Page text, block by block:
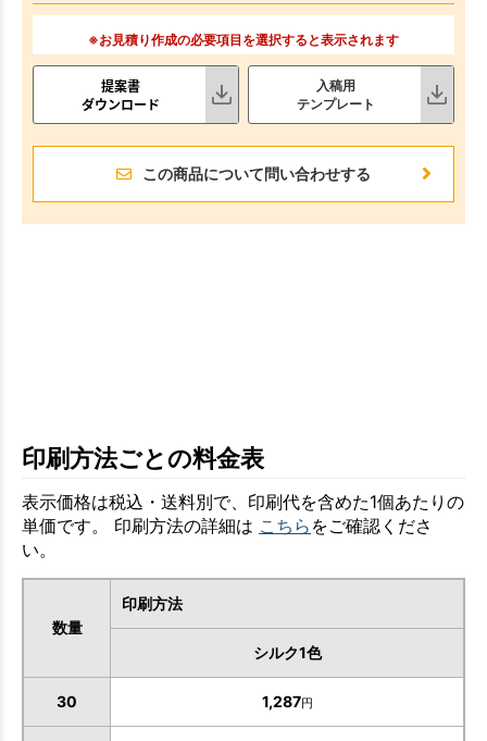
※お見積り作成の必要項目を選択すると表示されます
提案書
ダウンロード
入稿用
テンプレート
この商品について問い合わせする
印刷方法ごとの料金表
表示価格は税込・送料別で、印刷代を含めた1個あたりの
単価です。 印刷方法の詳細は こちら をご確認くださ
い。
数量
印刷方法
シルク1色
30 1,287円